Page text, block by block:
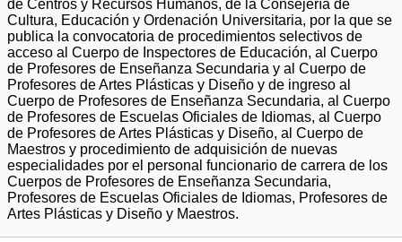
de Centros y Recursos Humanos, de la Consejería de
Cultura, Educación y Ordenación Universitaria, por la que se
publica la convocatoria de procedimientos selectivos de
acceso al Cuerpo de Inspectores de Educación, al Cuerpo
de Profesores de Enseñanza Secundaria y al Cuerpo de
Profesores de Artes Plásticas y Diseño y de ingreso al
Cuerpo de Profesores de Enseñanza Secundaria, al Cuerpo
de Profesores de Escuelas Oficiales de Idiomas, al Cuerpo
de Profesores de Artes Plásticas y Diseño, al Cuerpo de
Maestros y procedimiento de adquisición de nuevas
especialidades por el personal funcionario de carrera de los
Cuerpos de Profesores de Enseñanza Secundaria,
Profesores de Escuelas Oficiales de Idiomas, Profesores de
Artes Plásticas y Diseño y Maestros.